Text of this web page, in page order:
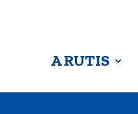
A RUTIS